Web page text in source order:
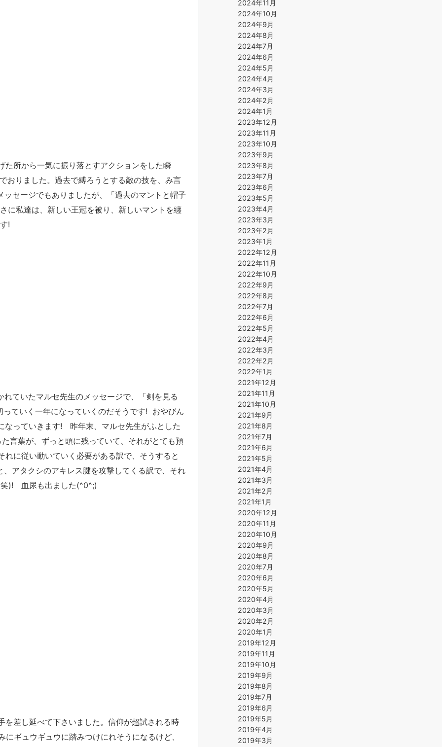
所から一気に振り落とすアクションをした瞬
おりました。過去で縛ろうとする敵の技を、み言
セージでもありましたが、「過去のマントと帽子
に私達は、新しい王冠を被り、新しいマントを纏
!
ていたマルセ先生のメッセージで、「剣を見る
ていく一年になっていくのだそうです! おやびん
っていきます! 昨年末、マルセ先生がふとした
言葉が、ずっと頭に残っていて、それがとても預
に従い動いていく必要がある訳で、そうすると
アタクシのアキレス腱を攻撃してくる訳で、それ
笑)! 血尿も出ました(^0^;)
差し延べて下さいました。信仰が超試される時
ギュウギュウに踏みつけにれそうになるけど、
2024年11月
2024年10月
2024年9月
2024年8月
2024年7月
2024年6月
2024年5月
2024年4月
2024年3月
2024年2月
2024年1月
2023年12月
2023年11月
2023年10月
2023年9月
2023年8月
2023年7月
2023年6月
2023年5月
2023年4月
2023年3月
2023年2月
2023年1月
2022年12月
2022年11月
2022年10月
2022年9月
2022年8月
2022年7月
2022年6月
2022年5月
2022年4月
2022年3月
2022年2月
2022年1月
2021年12月
2021年11月
2021年10月
2021年9月
2021年8月
2021年7月
2021年6月
2021年5月
2021年4月
2021年3月
2021年2月
2021年1月
2020年12月
2020年11月
2020年10月
2020年9月
2020年8月
2020年7月
2020年6月
2020年5月
2020年4月
2020年3月
2020年2月
2020年1月
2019年12月
2019年11月
2019年10月
2019年9月
2019年8月
2019年7月
2019年6月
2019年5月
2019年4月
2019年3月